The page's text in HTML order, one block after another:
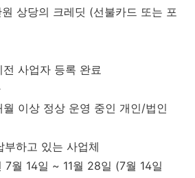
상당의 크레딧 (선불카드 또는 포
사업자 등록 완료
이상 정상 운영 중인 개인/법인
하고 있는 사업체
7월 14일 ~ 11월 28일 (7월 14일